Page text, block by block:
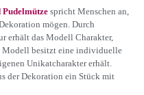
spricht Menschen an,
mögen. Durch
erhält das Modell Charakter,
Modell besitzt eine individuelle
Unikatcharakter erhält.
der Dekoration ein Stück mit